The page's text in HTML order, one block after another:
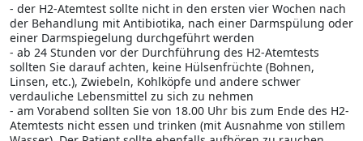
- der H2-Atemtest sollte nicht in den ersten vier Wochen nach
der Behandlung mit Antibiotika, nach einer Darmspülung oder
einer Darmspiegelung durchgeführt werden
- ab 24 Stunden vor der Durchführung des H2-Atemtests
sollten Sie darauf achten, keine Hülsenfrüchte (Bohnen,
Linsen, etc.), Zwiebeln, Kohlköpfe und andere schwer
verdauliche Lebensmittel zu sich zu nehmen
- am Vorabend sollten Sie von 18.00 Uhr bis zum Ende des H2-
Atemtests nicht essen und trinken (mit Ausnahme von stillem